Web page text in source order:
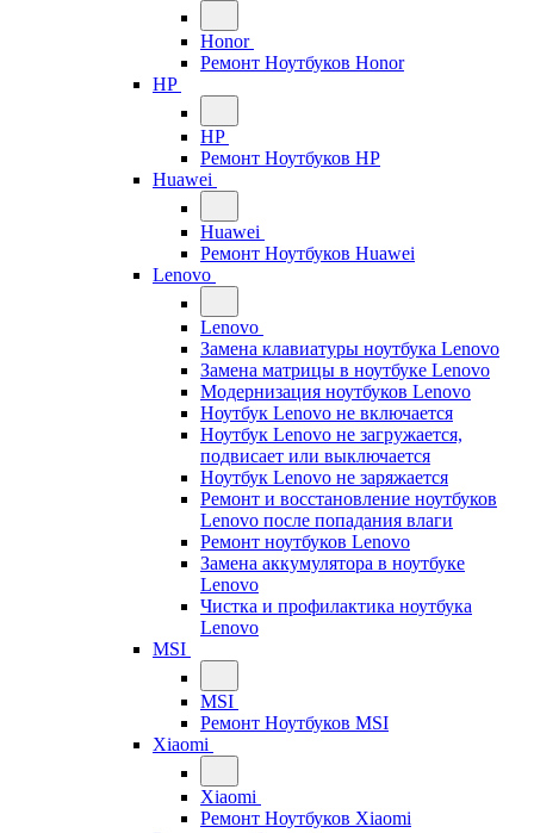
Honor
Ремонт Ноутбуков Honor
HP
HP
Ремонт Ноутбуков HP
Huawei
Huawei
Ремонт Ноутбуков Huawei
Lenovo
Lenovo
Замена клавиатуры ноутбука Lenovo
Замена матрицы в ноутбуке Lenovo
Модернизация ноутбуков Lenovo
Ноутбук Lenovo не включается
Ноутбук Lenovo не загружается,
подвисает или выключается
Ноутбук Lenovo не заряжается
Ремонт и восстановление ноутбуков
Lenovo после попадания влаги
Ремонт ноутбуков Lenovo
Замена аккумулятора в ноутбуке
Lenovo
Чистка и профилактика ноутбука
Lenovo
MSI
MSI
Ремонт Ноутбуков MSI
Xiaomi
Xiaomi
Ремонт Ноутбуков Xiaomi